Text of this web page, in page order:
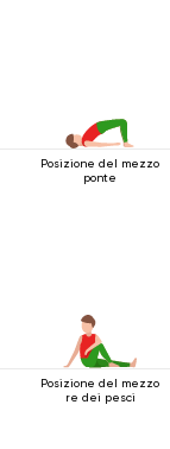
Posizione del mezzo
ponte
Posizione del mezzo
re dei pesci